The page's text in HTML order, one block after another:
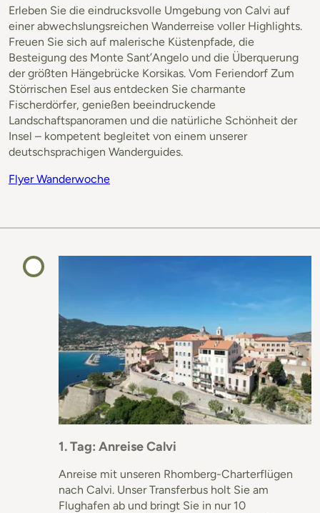
Erleben Sie die eindrucksvolle Umgebung von Calvi auf
einer abwechslungsreichen Wanderreise voller Highlights.
Freuen Sie sich auf malerische Küstenpfade, die
Besteigung des Monte Sant’Angelo und die Überquerung
der größten Hängebrücke Korsikas. Vom Feriendorf Zum
Störrischen Esel aus entdecken Sie charmante
Fischerdörfer, genießen beeindruckende
Landschaftspanoramen und die natürliche Schönheit der
Insel – kompetent begleitet von einem unserer
deutschsprachigen Wanderguides.
Flyer Wanderwoche
1. Tag: Anreise Calvi
Anreise mit unseren Rhomberg-Charterflügen
nach Calvi. Unser Transferbus holt Sie am
Flughafen ab und bringt Sie in nur 10